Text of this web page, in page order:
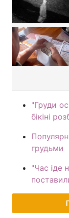
"Груди
бікіні
грудьми
"Час іде